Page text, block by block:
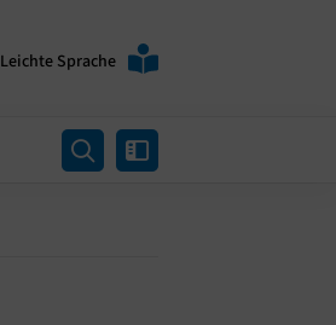
Leichte Sprache